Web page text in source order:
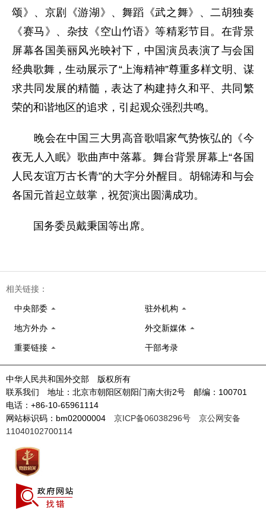
颂》、京剧《游湖》、舞蹈《武之舞》、二胡独奏
《赛马》、杂技《空山竹语》等精彩节目。在背景
屏幕各国美丽风光映衬下，中国演员表演了与会国
经典歌舞，生动展示了“上海精神”尊重多样文明、谋
求共同发展的精髓，表达了构建持久和平、共同繁
荣的和谐地区的追求，引起观众强烈共鸣。
晚会在中国三大男高音歌唱家气势恢弘的《今
夜无人入眠》歌曲声中落幕。舞台背景屏幕上“各国
人民友谊万古长青”的大字分外醒目。胡锦涛和与会
各国元首起立鼓掌，祝贺演出圆满成功。
国务委员戴秉国等出席。
相关链接：
中央部委 驻外机构
地方外办 外交新媒体
重要链接 干部考录
中华人民共和国外交部 版权所有
联系我们 地址：北京市朝阳区朝阳门南大街2号 邮编：100701
电话：+86-10-65961114
网站标识码：bm02000004 京ICP备06038296号
京公网安备
11040102700114